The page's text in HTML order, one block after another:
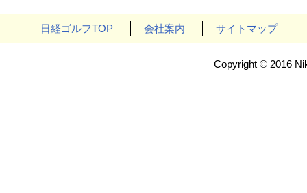
日経ゴルフTOP 会社案内 サイトマップ
Copyright © 2016